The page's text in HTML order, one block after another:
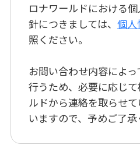
ロナワールドにおける
針につきましては、 個人
照ください。
お問い合わせ内容によ
行うため、必要に応じ
ルドから連絡を取らせ
いますので、予めご了承